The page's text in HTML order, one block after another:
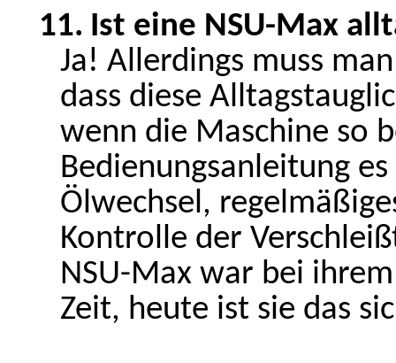
11. Ist eine NSU-Max
Ja! Allerdings muss
dass diese
wenn die Maschine so
Bedienungsanleitung
Ölwechsel,
Kontrolle der
NSU-Max war bei
Zeit, heute ist sie das